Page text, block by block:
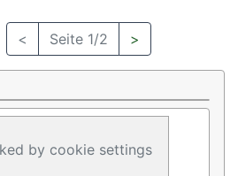
< Seite 1/2 >
by cookie settings